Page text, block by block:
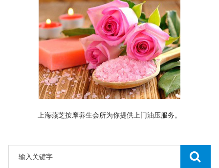
上海燕芝按摩养生会所为你提供上门油压服务。